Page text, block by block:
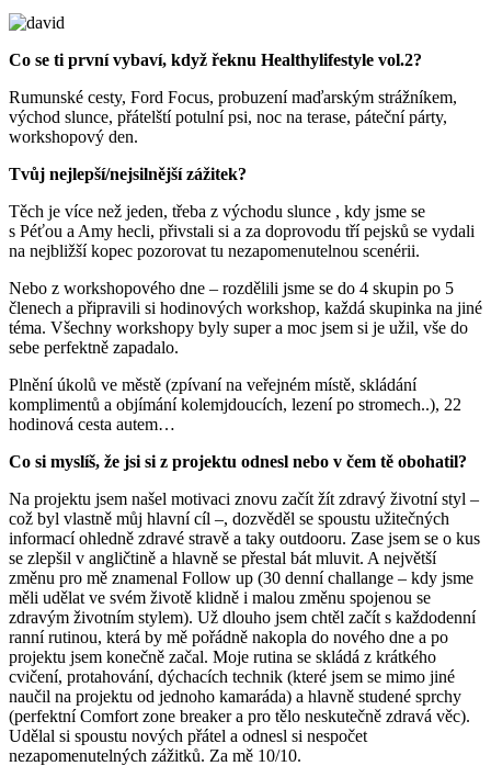
Co se ti první vybaví, když řeknu Healthylifestyle vol.2?
Rumunské cesty, Ford Focus, probuzení maďarským strážníkem,
východ slunce, přátelští potulní psi, noc na terase, páteční párty,
workshopový den.
Tvůj nejlepší/nejsilnější zážitek?
Těch je více než jeden, třeba z východu slunce , kdy jsme se
s Péťou a Amy hecli, přivstali si a za doprovodu tří pejsků se vydali
na nejbližší kopec pozorovat tu nezapomenutelnou scenérii.
Nebo z workshopového dne – rozdělili jsme se do 4 skupin po 5
členech a připravili si hodinových workshop, každá skupinka na jiné
téma. Všechny workshopy byly super a moc jsem si je užil, vše do
sebe perfektně zapadalo.
Plnění úkolů ve městě (zpívaní na veřejném místě, skládání
komplimentů a objímání kolemjdoucích, lezení po stromech..), 22
hodinová cesta autem…
Co si myslíš, že jsi si z projektu odnesl nebo v čem tě obohatil?
Na projektu jsem našel motivaci znovu začít žít zdravý životní styl –
což byl vlastně můj hlavní cíl –, dozvěděl se spoustu užitečných
informací ohledně zdravé stravě a taky outdooru. Zase jsem se o kus
se zlepšil v angličtině a hlavně se přestal bát mluvit. A největší
změnu pro mě znamenal Follow up (30 denní challange – kdy jsme
měli udělat ve svém životě klidně i malou změnu spojenou se
zdravým životním stylem). Už dlouho jsem chtěl začít s každodenní
ranní rutinou, která by mě pořádně nakopla do nového dne a po
projektu jsem konečně začal. Moje rutina se skládá z krátkého
cvičení, protahování, dýchacích technik (které jsem se mimo jiné
naučil na projektu od jednoho kamaráda) a hlavně studené sprchy
(perfektní Comfort zone breaker a pro tělo neskutečně zdravá věc).
Udělal si spoustu nových přátel a odnesl si nespočet
nezapomenutelných zážitků. Za mě 10/10.